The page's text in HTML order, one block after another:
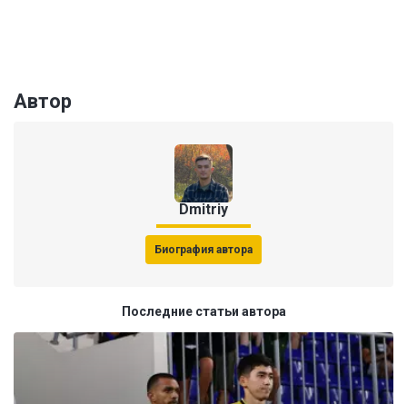
Автор
Dmitriy
Биография автора
Последние статьи автора